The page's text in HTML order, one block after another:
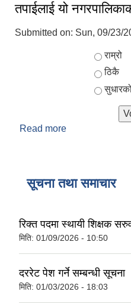
तपाईलाई यो
Submitted on: Sun, 09/23/
Choices
राम्रो
ठिकै
Read more
सूचना तथा समाचार
रिक्त पदमा स्थायी शिक्षक
मिति: 01/09/2026 - 10:50
दररेट पेश गर्ने सम्बन्धी सूचना
मिति: 01/03/2026 - 18:03